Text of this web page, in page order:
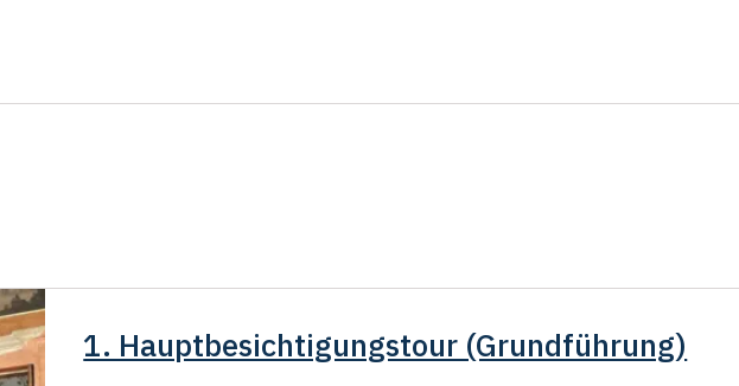
kostenlos
kostenlos
1. Hauptbesichtigungstour (Grundführung)